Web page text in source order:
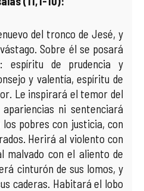
del tronco de Jesé, y
Sobre él se posará
espíritu de prudencia y
y valentía, espíritu de
Le inspirará el temor del
ni sentenciará
pobres con justicia, con
Herirá al violento con
malvado con el aliento de
cinturón de sus lomos, y
caderas. Habitará el lobo
RELIGIOSAS